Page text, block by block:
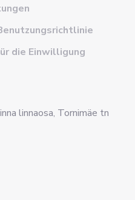
die Einwilligung
linnaosa, Tornimäe tn